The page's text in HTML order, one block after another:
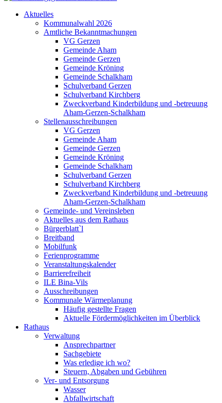
Aktuelles
Kommunalwahl 2026
Amtliche Bekanntmachungen
VG Gerzen
Gemeinde Aham
Gemeinde Gerzen
Gemeinde Kröning
Gemeinde Schalkham
Schulverband Gerzen
Schulverband Kirchberg
Zweckverband Kinderbildung und -betreuung
Aham-Gerzen-Schalkham
Stellenausschreibungen
VG Gerzen
Gemeinde Aham
Gemeinde Gerzen
Gemeinde Kröning
Gemeinde Schalkham
Schulverband Gerzen
Schulverband Kirchberg
Zweckverband Kinderbildung und -betreuung
Aham-Gerzen-Schalkham
Gemeinde- und Vereinsleben
Aktuelles aus dem Rathaus
Bürgerblatt`l
Breitband
Mobilfunk
Ferienprogramme
Veranstaltungskalender
Barrierefreiheit
ILE Bina-Vils
Ausschreibungen
Kommunale Wärmeplanung
Häufig gestellte Fragen
Aktuelle Fördermöglichkeiten im Überblick
Rathaus
Verwaltung
Ansprechpartner
Sachgebiete
Was erledige ich wo?
Steuern, Abgaben und Gebühren
Ver- und Entsorgung
Wasser
Abfallwirtschaft